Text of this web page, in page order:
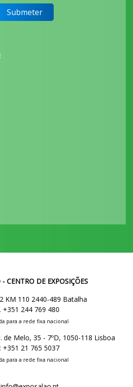
- CENTRO DE EXPOSIÇÕES
KM 110 2440-489 Batalha
+351 244 769 480
para a rede fixa nacional
de Melo, 35 - 7ºD, 1050-118 Lisboa
+351 21 765 5037
para a rede fixa nacional